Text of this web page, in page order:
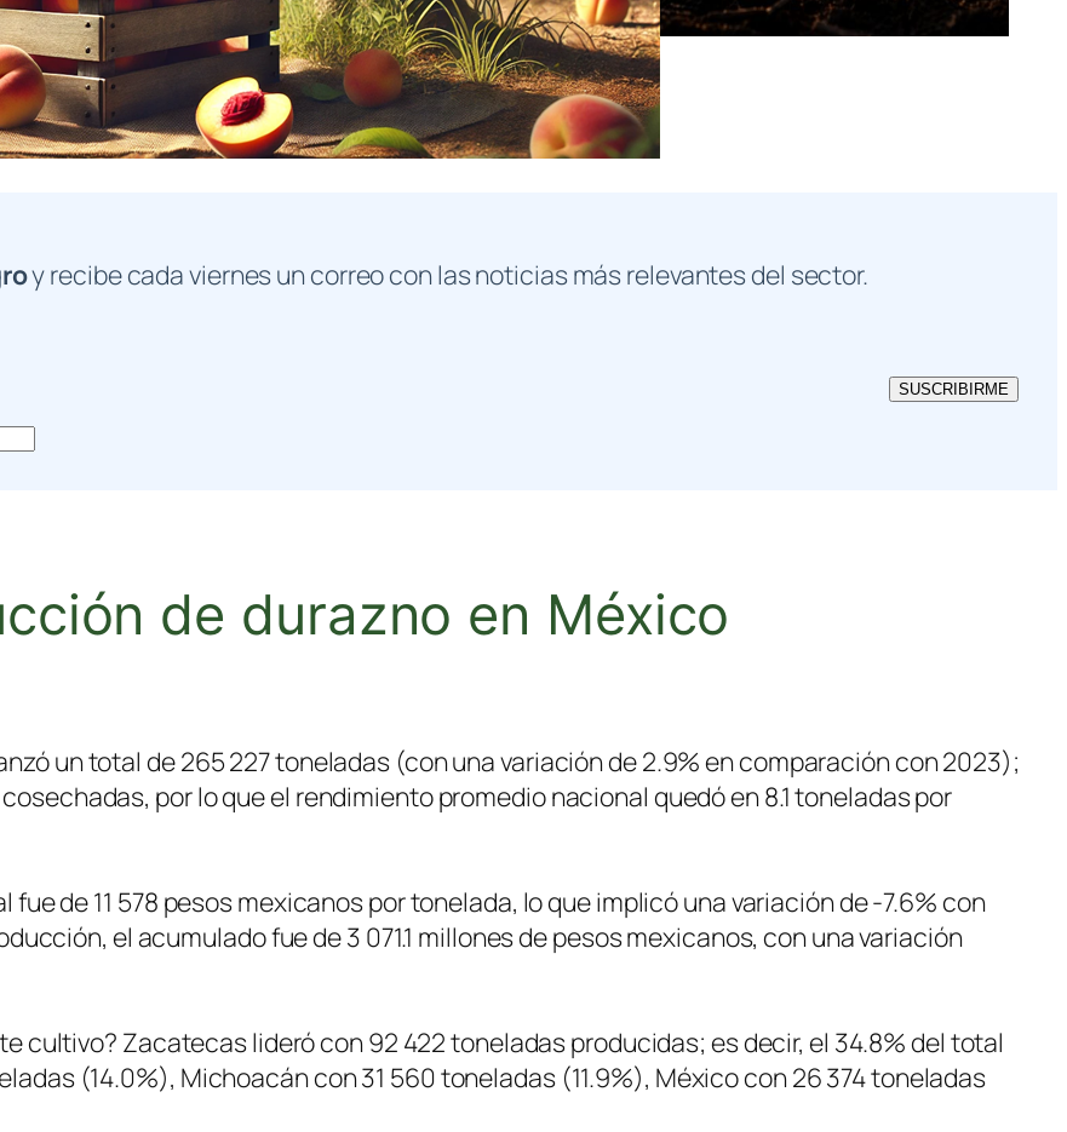
y recibe cada viernes un correo con las noticias más relevantes del sector.
SUSCRIBIRME
de durazno en México
un total de 265 227 toneladas (con una variación de 2.9% en comparación con 2023);
por lo que el rendimiento promedio nacional quedó en 8.1 toneladas por
de 11 578 pesos mexicanos por tonelada, lo que implicó una variación de -7.6% con
el acumulado fue de 3 071.1 millones de pesos mexicanos, con una variación
cultivo? Zacatecas lideró con 92 422 toneladas producidas; es decir, el 34.8% del total
(14.0%), Michoacán con 31 560 toneladas (11.9%), México con 26 374 toneladas